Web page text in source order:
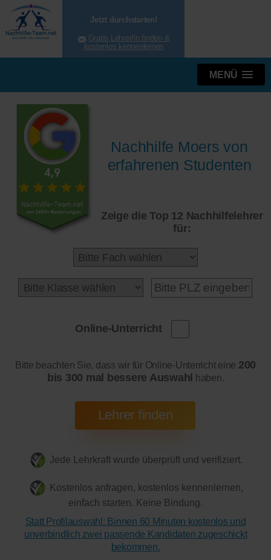
Jetzt durchstarten!
Gratis Lehrer/in finden &
kostenlos kennenlernen
MENÜ
Nachhilfe Moers von
erfahrenen Studenten
Zeige die Top 12 Nachhilfelehrer
für:
Online-Unterricht
Bitte beachten Sie, dass wir für Online-Unterricht eine 200
bis 300 mal bessere Auswahl haben.
Jede Lehrkraft wurde überprüft und verifiziert.
Kostenlos anfragen, kostenlos kennenlernen,
einfach starten. Keine Bindung.
Statt Profilauswahl: Binnen 60 Minuten kostenlos und
unverbindlich zwei passende Kandidaten zugeschickt
bekommen.